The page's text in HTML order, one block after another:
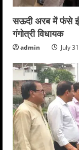
सऊदी अरब में फंसे
गंगोत्री विधायक
admin July